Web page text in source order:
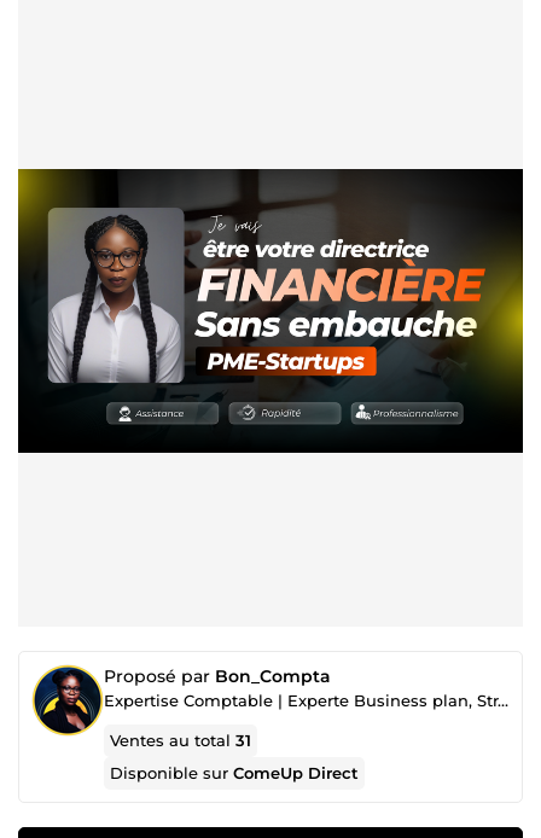
Proposé par Bon_Compta
Expertise Comptable | Experte Business plan, Stratégie Financière et Marchés Publics
Ventes au total31
Disponible surComeUp Direct